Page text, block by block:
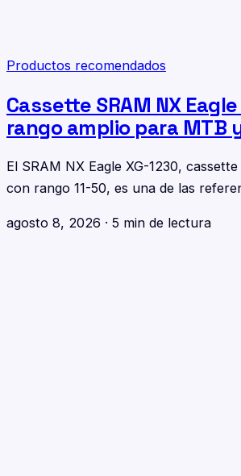
Productos recomendados
Cassette SRAM NX
rango amplio para MTB
El SRAM NX Eagle XG-1230,
con rango 11-50, es una de las
agosto 8, 2026 · 5 min de lectura